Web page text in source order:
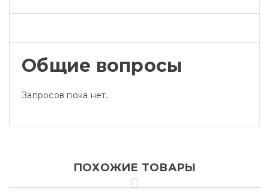
Общие вопросы
Запросов пока нет.
ПОХОЖИЕ ТОВАРЫ